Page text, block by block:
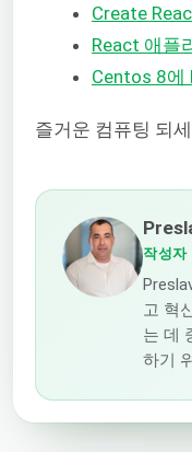
Create
React 애플
Centos 8에
즐거운 컴퓨팅 되
작성자
고 혁
는 데
하기